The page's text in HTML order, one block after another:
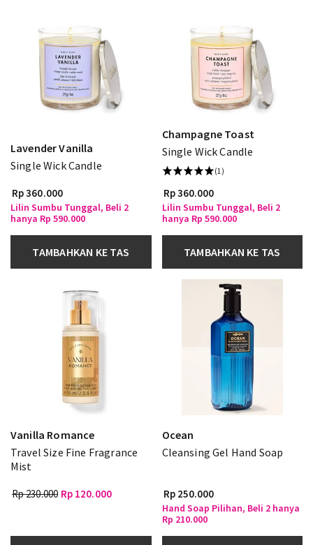
Lavender Vanilla
Single Wick Candle
Rp 360.000
Lilin Sumbu Tunggal, Beli 2
hanya Rp 590.000
TAMBAHKAN KE TAS
Champagne Toast
Single Wick Candle
(1)
Rp 360.000
Lilin Sumbu Tunggal, Beli 2
hanya Rp 590.000
TAMBAHKAN KE TAS
Vanilla Romance
Travel Size Fine Fragrance
Mist
Rp 230.000 Rp 120.000
Ocean
Cleansing Gel Hand Soap
Rp 250.000
Hand Soap Pilihan, Beli 2 hanya
Rp 210.000